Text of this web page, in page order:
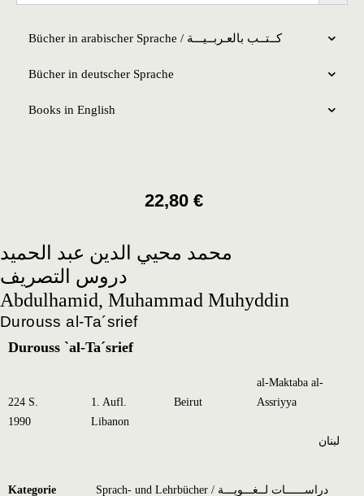
Bücher in arabischer Sprache / كــتــب بالعـربــیـــة
Bücher in deutscher Sprache
Books in English
22,80 €
محمد محيي الدين عبد الحميد
دروس التصريف
Abdulhamid, Muhammad Muhyddin
Durouss al-Ta´srief
Durouss `al-Ta´srief
224 S. 1. Aufl. Beirut
al-Maktaba al-
Assriyya
1990
Libanon
لبنان
Kategorie Sprach- und Lehrbücher / دراســــــات لــغـــويـــة